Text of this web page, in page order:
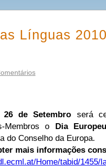
Línguas
26 de Setembro será
Membros o Dia
do Conselho da Europa.
mais informações
Home/tabid/1455/